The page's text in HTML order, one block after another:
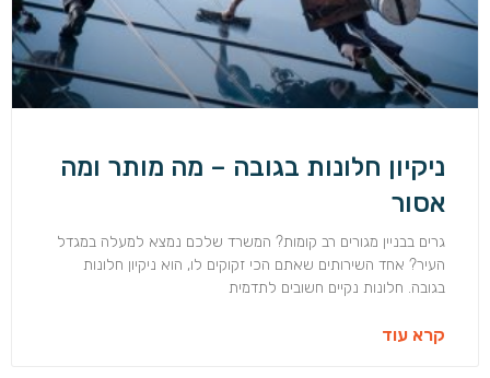
ניקיון חלונות בגובה – מה מותר ומה
אסור
גרים בבניין מגורים רב קומות? המשרד שלכם נמצא למעלה במגדל
העיר? אחד השירותים שאתם הכי זקוקים לו, הוא ניקיון חלונות
בגובה. חלונות נקיים חשובים לתדמית
קרא עוד